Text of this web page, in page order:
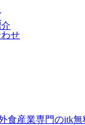
せ
産業専門のitk無